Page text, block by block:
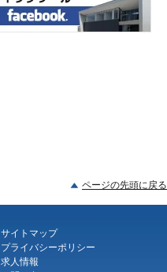
ページの先頭に戻る
サイトマップ
プライバシーポリシー
求人情報